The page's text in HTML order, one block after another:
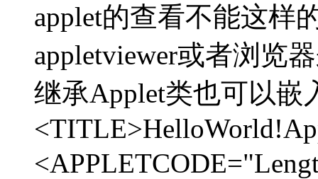
applet的查看不能这样
appletviewer或者浏览
继承Applet类也可以